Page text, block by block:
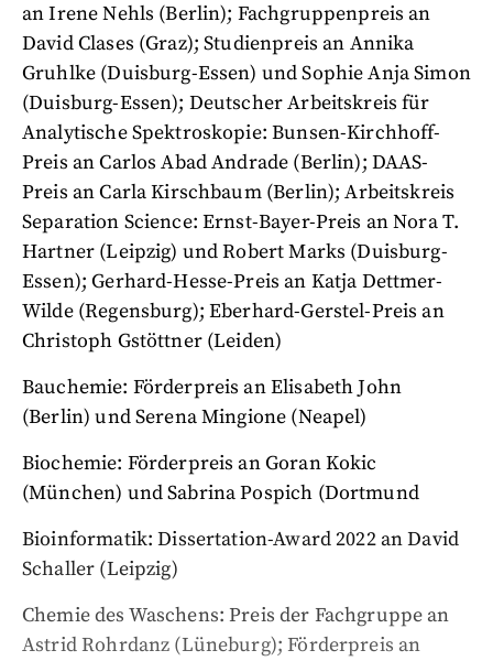
an Irene Nehls (Berlin); Fachgruppenpreis an
David Clases (Graz); Studienpreis an Annika
Gruhlke (Duisburg-Essen) und Sophie Anja Simon
(Duisburg-Essen); Deutscher Arbeitskreis für
Analytische Spektroskopie: Bunsen-Kirchhoff-
Preis an Carlos Abad Andrade (Berlin); DAAS-
Preis an Carla Kirschbaum (Berlin); Arbeitskreis
Separation Science: Ernst-Bayer-Preis an Nora T.
Hartner (Leipzig) und Robert Marks (Duisburg-
Essen); Gerhard-Hesse-Preis an Katja Dettmer-
Wilde (Regensburg); Eberhard-Gerstel-Preis an
Christoph Gstöttner (Leiden)
Bauchemie: Förderpreis an Elisabeth John
(Berlin) und Serena Mingione (Neapel)
Biochemie: Förderpreis an Goran Kokic
(München) und Sabrina Pospich (Dortmund
Bioinformatik: Dissertation-Award 2022 an David
Schaller (Leipzig)
Chemie des Waschens: Preis der Fachgruppe an
Astrid Rohrdanz (Lüneburg); Förderpreis an